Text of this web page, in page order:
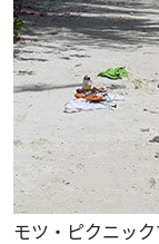
モツ・ピクニッ